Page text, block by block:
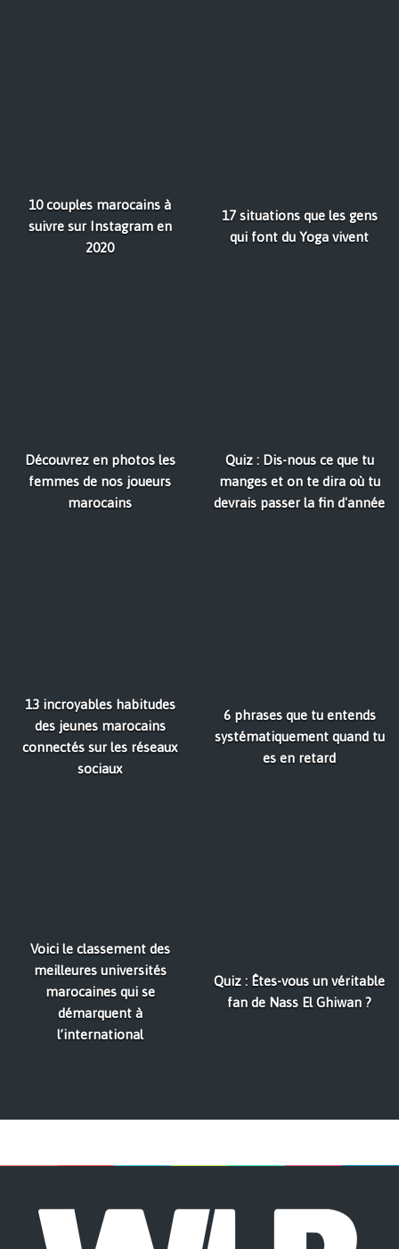
10 couples marocains à
suivre sur Instagram en
2020
17 situations que les gens
qui font du Yoga vivent
Découvrez en photos les
femmes de nos joueurs
marocains
Quiz : Dis-nous ce que tu
manges et on te dira où tu
devrais passer la fin d'année
13 incroyables habitudes
des jeunes marocains
connectés sur les réseaux
sociaux
6 phrases que tu entends
systématiquement quand tu
es en retard
Voici le classement des
meilleures universités
marocaines qui se
démarquent à
l’international
Quiz : Êtes-vous un véritable
fan de Nass El Ghiwan ?